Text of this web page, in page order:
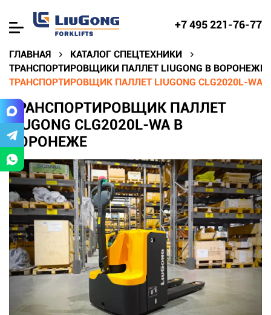
+7 495 221-76-77
ГЛАВНАЯ
КАТАЛОГ СПЕЦТЕХНИКИ
ТРАНСПОРТИРОВЩИКИ ПАЛЛЕТ LIUGONG В ВОРОНЕЖЕ
ТРАНСПОРТИРОВЩИК ПАЛЛЕТ LIUGONG CLG2020L-WA
ТРАНСПОРТИРОВЩИК ПАЛЛЕТ
LIUGONG CLG2020L-WA В
ВОРОНЕЖЕ